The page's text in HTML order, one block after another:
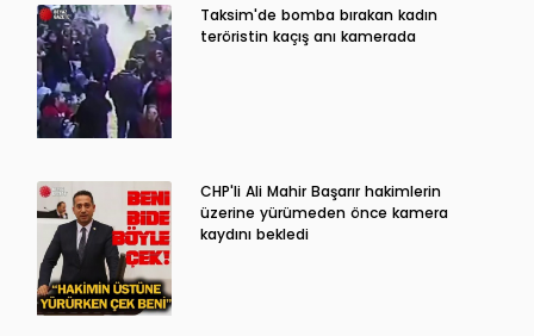
Taksim'de bomba bırakan kadın
teröristin kaçış anı kamerada
CHP'li Ali Mahir Başarır hakimlerin
üzerine yürümeden önce kamera
kaydını bekledi